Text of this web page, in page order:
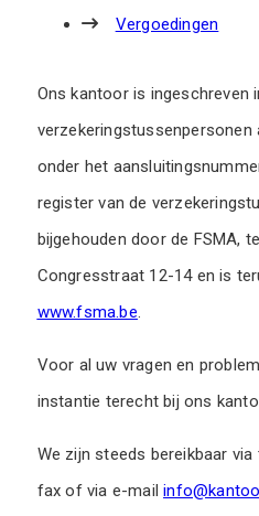
Vergoedingen
Ons kantoor is ingeschreven
onder het
register van de
bijgehouden door de FSMA,
Congresstraat 12-14 en is
www.fsma.be.
Voor al uw vragen en
instantie terecht bij ons
We zijn steeds bereikbaar
fax of via e-mail